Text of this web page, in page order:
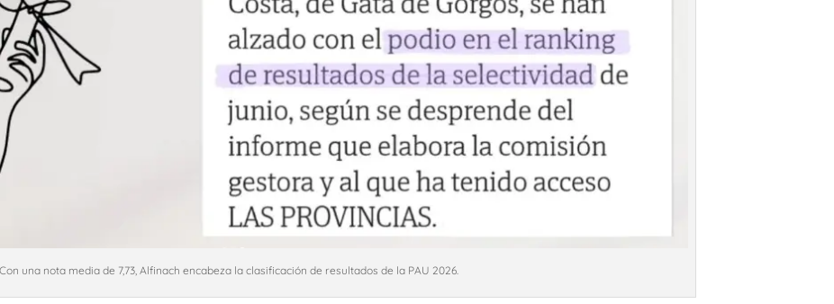
Con una nota media de 7,73, Alfinach encabeza la clasificación de resultados de la PAU 2026.